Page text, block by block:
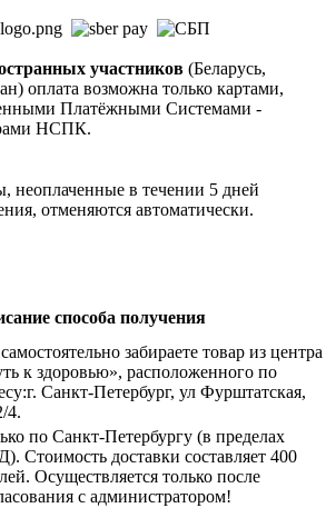
участников (Беларусь,
оплата возможна только картами,
Платёжными Системами -
НСПК.
неоплаченные в течении 5 дней
отменяются автоматически.
способа получения
забираете товар из центра
к здоровью», расположенного по
Санкт-Петербург, ул Фурштатская,
4.
по Санкт-Петербургу (в пределах
Стоимость доставки составляет 400
Осуществляется только после
с администратором!